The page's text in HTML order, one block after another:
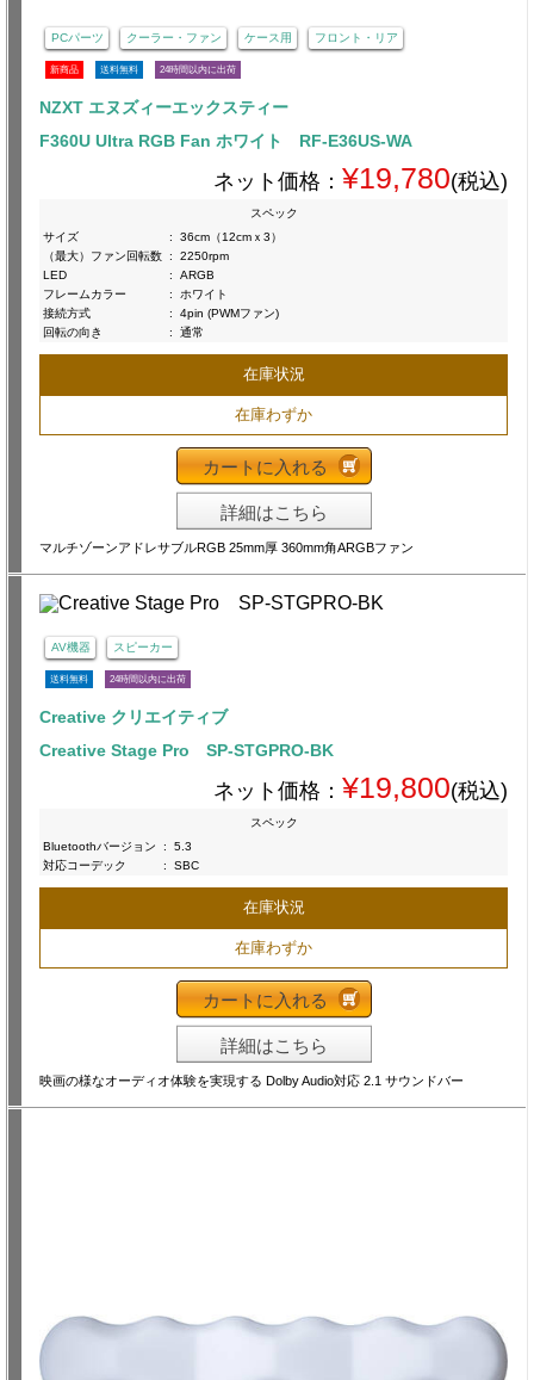
PCパーツ クーラー・ファン ケース用 フロント・リア
新商品 送料無料 24時間以内に出荷
NZXT エヌズィーエックスティー
F360U Ultra RGB Fan ホワイト RF-E36US-WA
ネット価格： ¥19,780(税込)
スペック
サイズ
:
36cm（12cmｘ3）
（最大）ファン回転数 :
2250rpm
LED
:
ARGB
フレームカラー
:
ホワイト
接続方式
:
4pin (PWMファン)
回転の向き
: 通常
在庫状況
在庫わずか
カートに入れる
詳細はこちら
マルチゾーンアドレサブルRGB 25mm厚 360mm角ARGBファン
AV機器 スピーカー
送料無料 24時間以内に出荷
Creative クリエイティブ
Creative Stage Pro SP-STGPRO-BK
ネット価格： ¥19,800(税込)
スペック
Bluetoothバージョン
:
5.3
対応コーデック
: SBC
在庫状況
在庫わずか
カートに入れる
詳細はこちら
映画の様なオーディオ体験を実現する Dolby Audio対応 2.1 サウンドバー